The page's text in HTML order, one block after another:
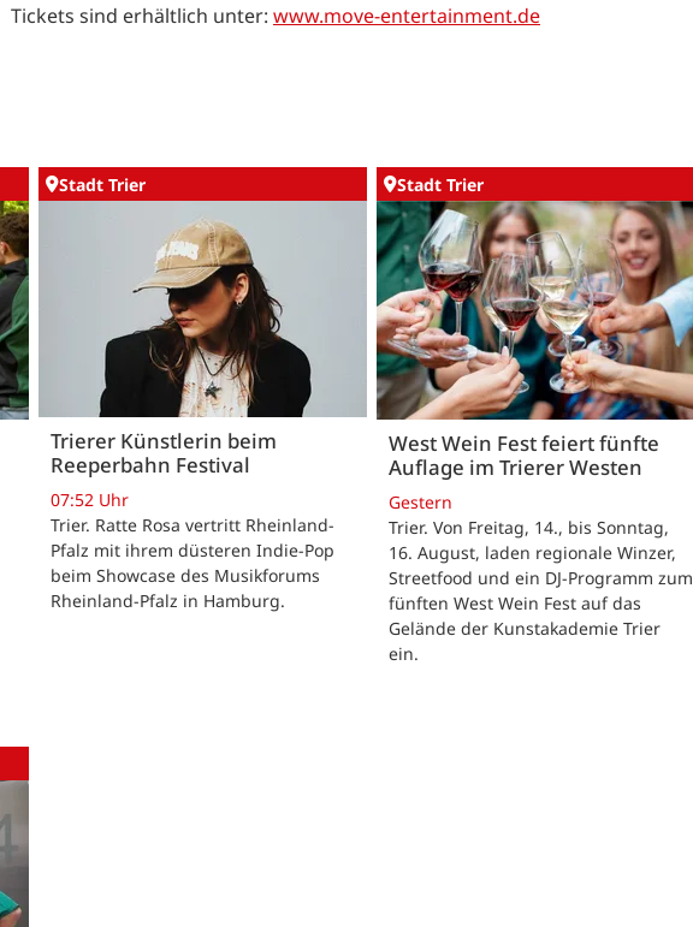
Tickets sind erhältlich unter: www.move-entertainment.de
Stadt Trier
Trierer Künstlerin beim
Reeperbahn Festival
07:52 Uhr
Trier. Ratte Rosa vertritt Rheinland-
Pfalz mit ihrem düsteren Indie-Pop
beim Showcase des Musikforums
Rheinland-Pfalz in Hamburg.
Stadt Trier
West Wein Fest feiert fünfte
Auflage im Trierer Westen
Gestern
Trier. Von Freitag, 14., bis Sonntag,
16. August, laden regionale Winzer,
Streetfood und ein DJ-Programm zum
fünften West Wein Fest auf das
Gelände der Kunstakademie Trier
ein.